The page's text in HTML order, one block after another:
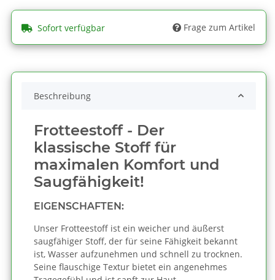
Sofort verfügbar Frage zum Artikel
Beschreibung
Frotteestoff - Der
klassische Stoff für
maximalen Komfort und
Saugfähigkeit!
EIGENSCHAFTEN:
Unser Frotteestoff ist ein weicher und äußerst
saugfähiger Stoff, der für seine Fähigkeit bekannt
ist, Wasser aufzunehmen und schnell zu trocknen.
Seine flauschige Textur bietet ein angenehmes